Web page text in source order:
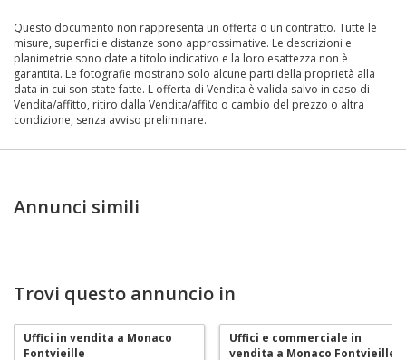
Questo documento non rappresenta un offerta o un contratto. Tutte le
misure, superfici e distanze sono approssimative. Le descrizioni e
planimetrie sono date a titolo indicativo e la loro esattezza non è
garantita. Le fotografie mostrano solo alcune parti della proprietà alla
data in cui son state fatte. L offerta di Vendita è valida salvo in caso di
Vendita/affitto, ritiro dalla Vendita/affito o cambio del prezzo o altra
condizione, senza avviso preliminare.
Annunci simili
Trovi questo annuncio in
Uffici in vendita a Monaco
Fontvieille
Uffici e commerciale in
vendita a Monaco Fontvieille